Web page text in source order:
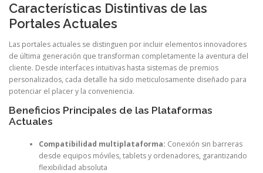
Características Distintivas de las
Portales Actuales
Las portales actuales se distinguen por incluir elementos innovadores
de última generación que transforman completamente la aventura del
cliente. Desde interfaces intuitivas hasta sistemas de premios
personalizados, cada detalle ha sido meticulosamente diseñado para
potenciar el placer y la conveniencia.
Beneficios Principales de las Plataformas
Actuales
Compatibilidad multiplataforma: Conexión sin barreras
desde equipos móviles, tablets y ordenadores, garantizando
flexibilidad absoluta